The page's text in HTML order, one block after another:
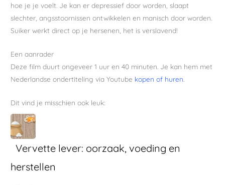
hoe je je voelt. Je kan er depressief door worden, slaapt
slechter, angsstoornissen ontwikkelen en manisch door worden.
Suiker werkt direct op je hersenen, het is verslavend!
Een aanrader
Deze film duurt ongeveer 1 uur en 40 minuten. Je kan hem met
Nederlandse ondertiteling via Youtube kopen of huren.
Dit vind je misschien ook leuk:
Vervette lever: oorzaak, voeding en
herstellen